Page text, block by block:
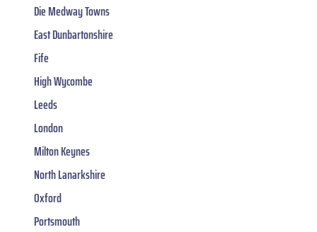
Die Medway Towns
East Dunbartonshire
Fife
High Wycombe
Leeds
London
Milton Keynes
North Lanarkshire
Oxford
Portsmouth